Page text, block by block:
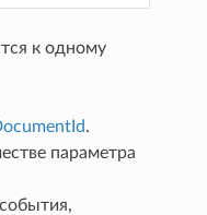
к одному
.
параметра